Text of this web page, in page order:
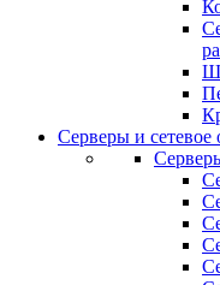
Серверы и сетевое